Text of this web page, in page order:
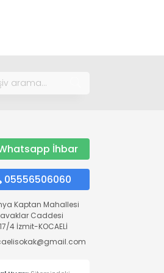
İhbar
05556506060
Kaptan Mahallesi
Caddesi
4 İzmit-KOCAELİ